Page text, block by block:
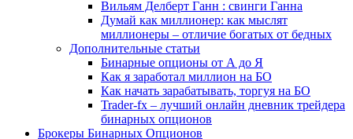
Вильям Делберт Ганн : свинги Ганна
Думай как миллионер: как мыслят
миллионеры – отличие богатых от бедных
Дополнительные статьи
Бинарные опционы от А до Я
Как я заработал миллион на БО
Как начать зарабатывать, торгуя на БО
Trader-fx – лучший онлайн дневник трейдера
бинарных опционов
Брокеры Бинарных Опционов